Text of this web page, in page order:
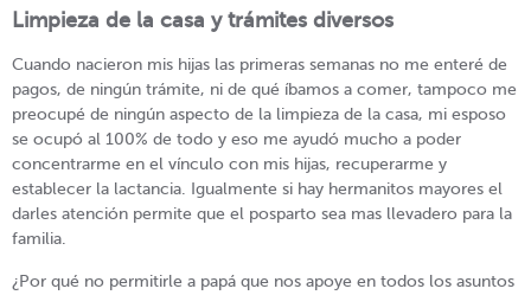
Limpieza de la casa y trámites diversos
Cuando nacieron mis hijas las primeras semanas no me enteré de
pagos, de ningún trámite, ni de qué íbamos a comer, tampoco me
preocupé de ningún aspecto de la limpieza de la casa, mi esposo
se ocupó al 100% de todo y eso me ayudó mucho a poder
concentrarme en el vínculo con mis hijas, recuperarme y
establecer la lactancia. Igualmente si hay hermanitos mayores el
darles atención permite que el posparto sea mas llevadero para la
familia.
¿Por qué no permitirle a papá que nos apoye en todos los asuntos